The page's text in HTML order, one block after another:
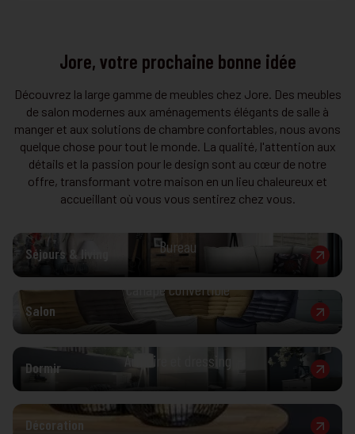
Jore, votre prochaine bonne idée
Découvrez la large gamme de meubles chez Jore. Des meubles
de salon modernes aux aménagements élégants de salle à
manger et aux solutions de chambre confortables, nous avons
quelque chose pour tout le monde. La qualité, l'attention aux
détails et la passion pour le design sont au cœur de notre
offre, transformant votre maison en un lieu chaleureux et
accueillant où vous vous sentirez chez vous.
Séjours & living
Table et chaises
Meuble de télévision
Bureau
Séjours & living
Salon
Fauteuil et canapé
Canapé convertible
Salon
Dormir
Chambre bébé et enfant
Chambre à coucher
Boxspring
Armoire et dressing
Dormir
Décoration